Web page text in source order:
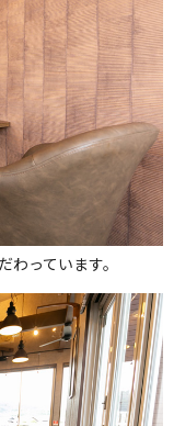
っています。